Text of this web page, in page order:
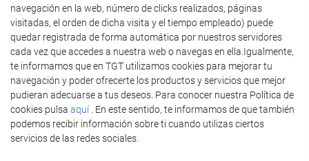
navegación en la web, número de clicks realizados, páginas
visitadas, el orden de dicha visita y el tiempo empleado) puede
quedar registrada de forma automática por nuestros servidores
cada vez que accedes a nuestra web o navegas en ella.Igualmente,
te informamos que en TGT utilizamos cookies para mejorar tu
navegación y poder ofrecerte los productos y servicios que mejor
pudieran adecuarse a tus deseos. Para conocer nuestra Política de
cookies pulsa aquí . En este sentido, te informamos de que también
podemos recibir información sobre ti cuando utilizas ciertos
servicios de las redes sociales.